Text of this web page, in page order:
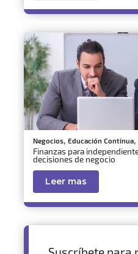
Negocios, Educación Continua,
Finanzas para
decisiones de negocio
Leer mas